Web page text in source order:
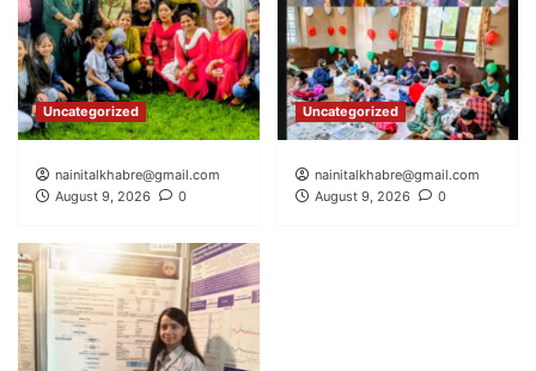
Uncategorized
nainitalkhabre@gmail.com
August 9, 2026
0
Uncategorized
nainitalkhabre@gmail.com
August 9, 2026
0